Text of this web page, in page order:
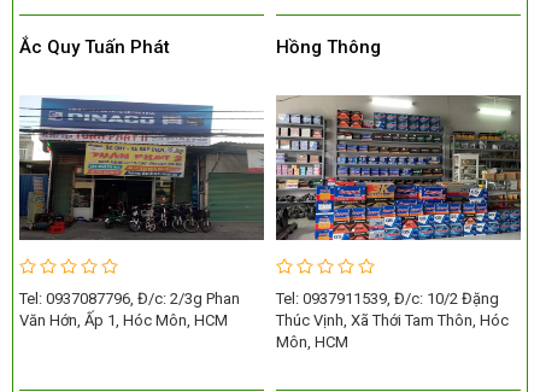
Ắc Quy Tuấn Phát
Tel: 0937087796, Đ/c: 2/3g Phan
Văn Hớn, Ấp 1, Hóc Môn, HCM
Hồng Thông
Tel: 0937911539, Đ/c: 10/2 Đặng
Thúc Vịnh, Xã Thới Tam Thôn, Hóc
Môn, HCM